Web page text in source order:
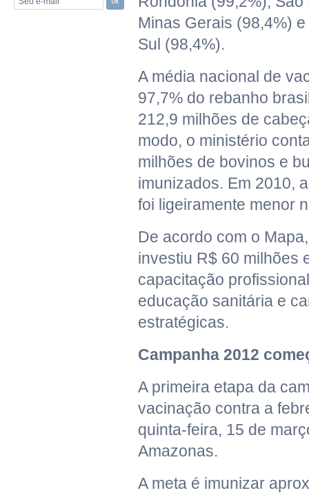
Minas Gerais (98,4%)
Sul (98,4%).
A média nacional de
97,7% do rebanho
212,9 milhões de
modo, o ministério
milhões de bovinos e
imunizados. Em 2010,
foi ligeiramente menor
De acordo com o
investiu R$ 60 milhões
capacitação
educação sanitária e
estratégicas.
Campanha 2012
A primeira etapa da
vacinação contra a
quinta-feira, 15 de
Amazonas.
A meta é imunizar